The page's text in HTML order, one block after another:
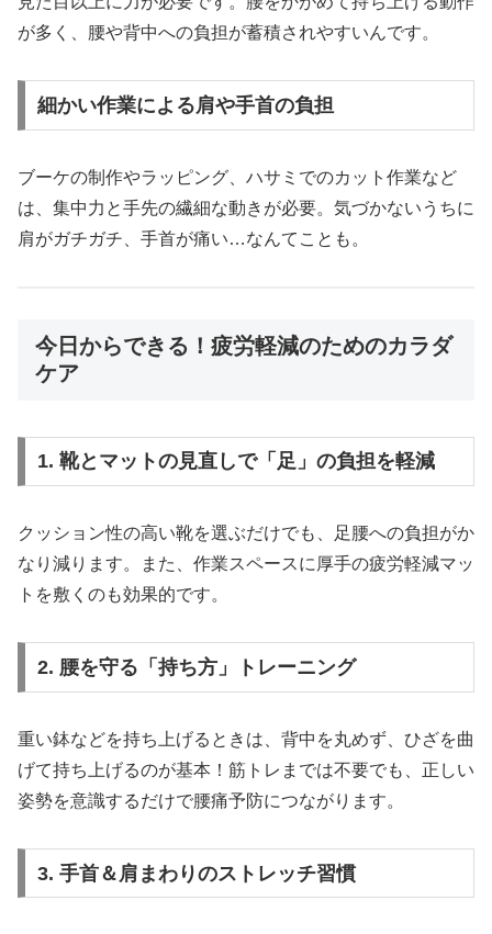
が多く、腰や背中への負担が蓄積されやすいんです。
細かい作業による肩や手首の負担
ブーケの制作やラッピング、ハサミでのカット作業など
は、集中力と手先の繊細な動きが必要。気づかないうちに
肩がガチガチ、手首が痛い…なんてことも。
今日からできる！疲労軽減のためのカラダ
ケア
1. 靴とマットの見直しで「足」の負担を軽減
クッション性の高い靴を選ぶだけでも、足腰への負担がか
なり減ります。また、作業スペースに厚手の疲労軽減マッ
トを敷くのも効果的です。
2. 腰を守る「持ち方」トレーニング
重い鉢などを持ち上げるときは、背中を丸めず、ひざを曲
げて持ち上げるのが基本！筋トレまでは不要でも、正しい
姿勢を意識するだけで腰痛予防につながります。
3. 手首＆肩まわりのストレッチ習慣